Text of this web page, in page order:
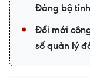
Đảng bộ
Đổi mới
số quản lý